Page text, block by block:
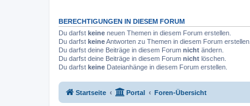
BERECHTIGUNGEN IN DIESEM FORUM
Du darfst keine neuen Themen in diesem Forum erstellen.
Du darfst keineAntworten zu Themen in diesem Forum erstellen.
Du darfst deine Beiträge in diesem Forum nicht ändern.
Du darfst deine Beiträge in diesem Forum nicht löschen.
Du darfst keine Dateianhänge in diesem Forum erstellen.
Startseite Portal Foren-Übersicht